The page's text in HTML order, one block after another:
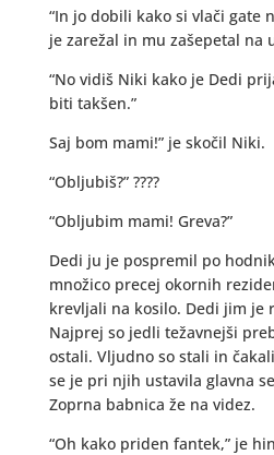
“In jo dobili kako si vlači gate
je zarežal in mu zašepetal na
“No vidiš Niki kako je Dedi
biti takšen.”
Saj bom mami!” je skočil Niki.
“Obljubiš?” ????
“Obljubim mami! Greva?”
Dedi ju je pospremil po
množico precej okornih
krevljali na kosilo. Dedi jim je
Najprej so jedli težavnejši
ostali. Vljudno so stali in
se je pri njih ustavila glavna
Zoprna babnica že na videz.
“Oh kako priden fantek,” je